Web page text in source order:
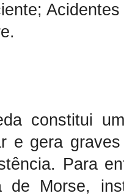
constitui
e gera
Para
de Morse,